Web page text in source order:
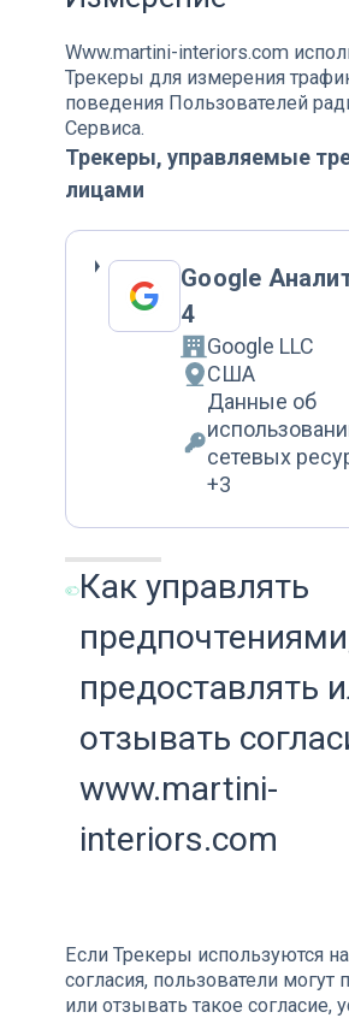
Www.martini-interiors.com
Трекеры для измерения
поведения Пользователей
Сервиса.
Трекеры, управляемые
лицами
Google
4
Компания:
Google LLC
Место обработки:
США
Данные об
сетевых
+3
Как управлять
предоставлять
отзывать
www.martini-
interiors.com
Если Трекеры используются
согласия, пользователи могут
или отзывать такое согласие,